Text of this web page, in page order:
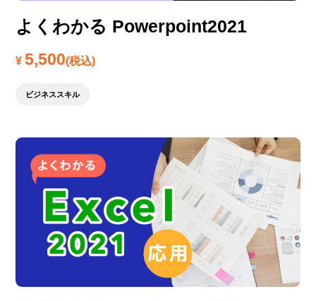
よくわかる Powerpoint2021
¥5,500(税込)
ビジネススキル